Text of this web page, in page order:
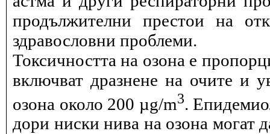
продължителни престои на
здравословни проблеми.
Токсичността на озона е
включват дразнене на очите и
озона около 200 µg/m3.
дори ниски нива на озона могат